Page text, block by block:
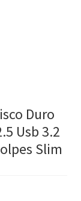
Duro
Usb 3.2
Slim